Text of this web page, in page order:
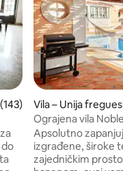
ocjena: 4,97/5,
Vila – Unija
i Estoril
Ograjena vila
zajednički rad
Apsolutno
izgrađene, široke
zajedničkim